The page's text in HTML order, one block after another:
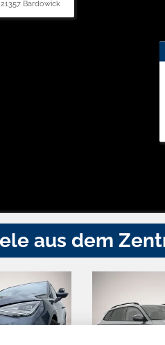
21357 Bardowick
aus dem